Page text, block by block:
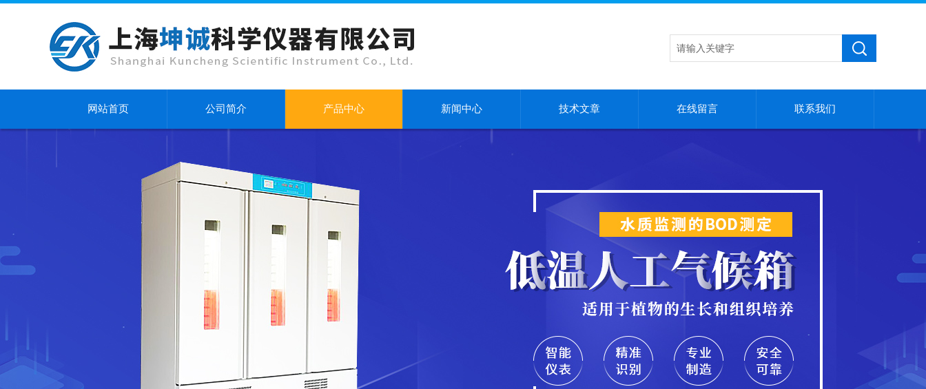
网站首页 公司简介 产品中心 新闻中心 技术文章 在线留言 联系我们